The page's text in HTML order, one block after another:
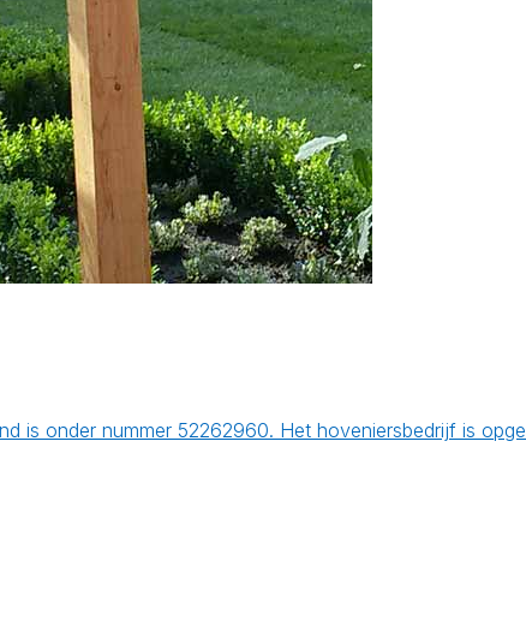
is onder nummer 52262960. Het hoveniersbedrijf is